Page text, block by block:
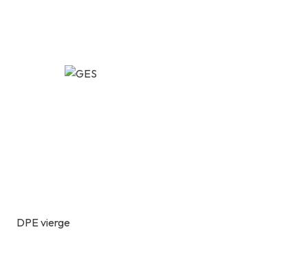
DPE vierge